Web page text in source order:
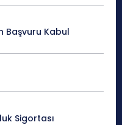
Başvuru Kabul
Sigortası